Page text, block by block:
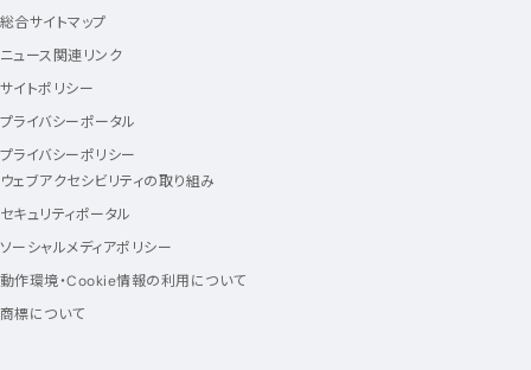
総合サイトマップ
ニュース関連リンク
サイトポリシー
プライバシーポータル
プライバシーポリシー
ウェブアクセシビリティの取り組み
セキュリティポータル
ソーシャルメディアポリシー
動作環境・Cookie情報の利用について
商標について